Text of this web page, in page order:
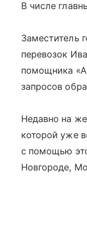
В числе
Заместитель
перевозок
помощника
запросов
Недавно на
которой уже
с помощью
Новгороде,